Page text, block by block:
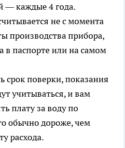
— каждые 4 года.
не с момента
производства прибора,
в паспорте или на самом
срок поверки, показания
учитываться, и вам
плату за воду по
обычно дороже, чем
расхода.